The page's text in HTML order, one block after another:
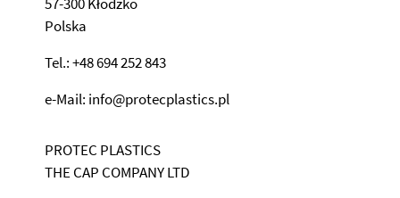
Polska
Tel.: +48 694 252 843
e-Mail: info@protecplastics.pl
PROTEC PLASTICS
THE CAP COMPANY LTD